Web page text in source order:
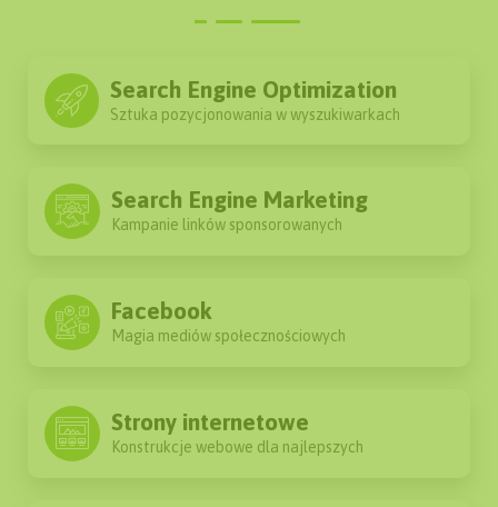
Miesięczne raporty
ZAPYTAJ
Search Engine Optimization
Sztuka pozycjonowania w wyszukiwarkach
Search Engine Marketing
Kampanie linków sponsorowanych
Facebook
Magia mediów społecznościowych
Strony internetowe
Konstrukcje webowe dla najlepszych